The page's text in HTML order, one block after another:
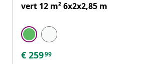
vert 12 m² 6x2x2,85 m
€ 25999